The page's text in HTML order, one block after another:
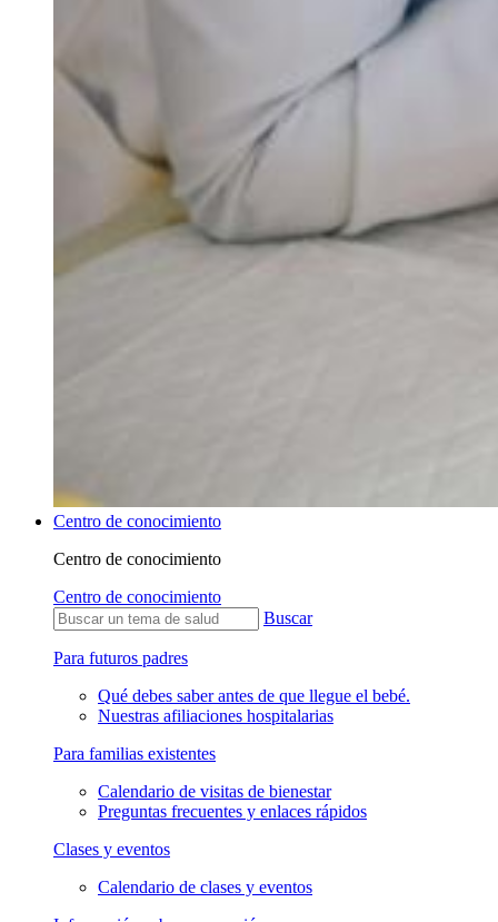
Centro de conocimiento
Centro de conocimiento
Centro de conocimiento
Buscar
Para futuros padres
Qué debes saber antes de que llegue el bebé.
Nuestras afiliaciones hospitalarias
Para familias existentes
Calendario de visitas de bienestar
Preguntas frecuentes y enlaces rápidos
Clases y eventos
Calendario de clases y eventos